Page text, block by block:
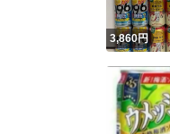
3,860円